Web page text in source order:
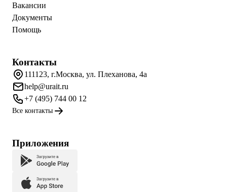
Вакансии
Документы
Помощь
Контакты
111123, г.Москва, ул. Плеханова, 4а
help@urait.ru
+7 (495) 744 00 12
Все контакты
Приложения